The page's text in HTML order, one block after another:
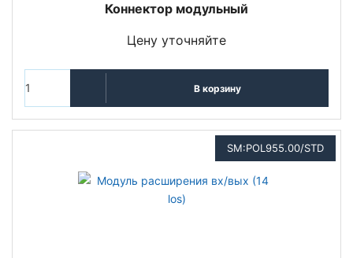
Коннектор модульный
Цену уточняйте
В корзину
SM:POL955.00/STD